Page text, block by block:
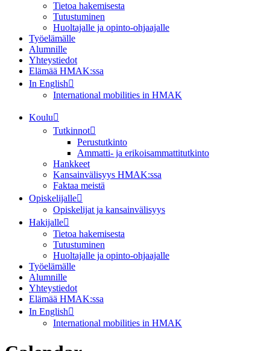
Tietoa hakemisesta
Tutustuminen
Huoltajalle ja opinto-ohjaajalle
Työelämälle
Alumnille
Yhteystiedot
Elämää HMAK:ssa
In English
International mobilities in HMAK
Koulu
Tutkinnot
Perustutkinto
Ammatti- ja erikoisammattitutkinto
Hankkeet
Kansainvälisyys HMAK:ssa
Faktaa meistä
Opiskelijalle
Opiskelijat ja kansainvälisyys
Hakijalle
Tietoa hakemisesta
Tutustuminen
Huoltajalle ja opinto-ohjaajalle
Työelämälle
Alumnille
Yhteystiedot
Elämää HMAK:ssa
In English
International mobilities in HMAK